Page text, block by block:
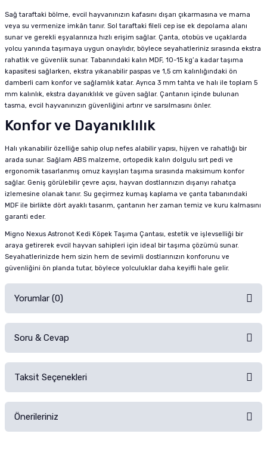
Sağ taraftaki bölme, evcil hayvanınızın kafasını dışarı çıkarmasına ve mama
veya su vermenize imkân tanır. Sol taraftaki fileli cep ise ek depolama alanı
sunar ve gerekli eşyalarınıza hızlı erişim sağlar. Çanta, otobüs ve uçaklarda
yolcu yanında taşımaya uygun onaylıdır, böylece seyahatleriniz sırasında ekstra
rahatlık ve güvenlik sunar. Tabanındaki kalın MDF, 10-15 kg’a kadar taşıma
kapasitesi sağlarken, ekstra yıkanabilir paspas ve 1,5 cm kalınlığındaki ön
damberli cam konfor ve sağlamlık katar. Ayrıca 3 mm tahta ve halı ile toplam 5
mm kalınlık, ekstra dayanıklılık ve güven sağlar. Çantanın içinde bulunan
tasma, evcil hayvanınızın güvenliğini artırır ve sarsılmasını önler.
Konfor ve Dayanıklılık
Halı yıkanabilir özelliğe sahip olup nefes alabilir yapısı, hijyen ve rahatlığı bir
arada sunar. Sağlam ABS malzeme, ortopedik kalın dolgulu sırt pedi ve
ergonomik tasarlanmış omuz kayışları taşıma sırasında maksimum konfor
sağlar. Geniş görülebilir çevre açısı, hayvan dostlarınızın dışarıyı rahatça
izlemesine olanak tanır. Su geçirmez kumaş kaplama ve çanta tabanındaki
MDF ile birlikte dört ayaklı tasarım, çantanın her zaman temiz ve kuru kalmasını
garanti eder.
Migno Nexus Astronot Kedi Köpek Taşıma Çantası, estetik ve işlevselliği bir
araya getirerek evcil hayvan sahipleri için ideal bir taşıma çözümü sunar.
Seyahatlerinizde hem sizin hem de sevimli dostlarınızın konforunu ve
güvenliğini ön planda tutar, böylece yolculuklar daha keyifli hale gelir.
Yorumlar (0)
Ürünü Satın Al ve Yorumla
Soru & Cevap
Taksit Seçenekleri
Önerileriniz